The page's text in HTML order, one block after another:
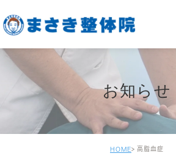
お知らせ
HOME 高脂血症